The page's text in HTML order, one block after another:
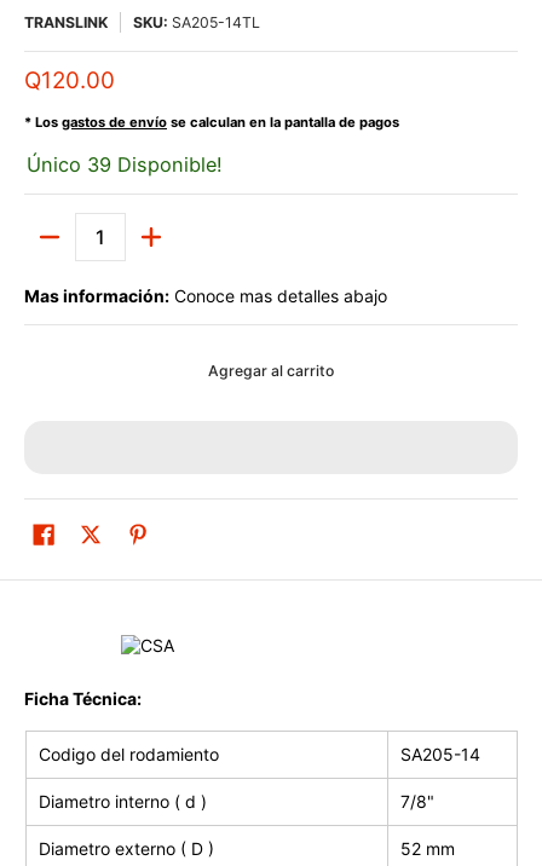
TRANSLINK SKU: SA205-14TL
Q120.00
* Los gastos de envío se calculan en la pantalla de pagos
Único 39 Disponible!
Mas información: Conoce mas detalles abajo
Agregar al carrito
Ficha Técnica:
Codigo del rodamiento SA205-14
Diametro interno ( d ) 7/8"
Diametro externo ( D ) 52 mm